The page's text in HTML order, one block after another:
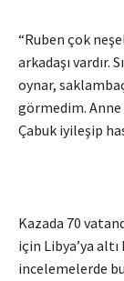
“Ruben çok
arkadaşı vardır.
oynar,
görmedim. Anne
Çabuk iyileşip
Kazada 70
için Libya’ya
incelemelerde